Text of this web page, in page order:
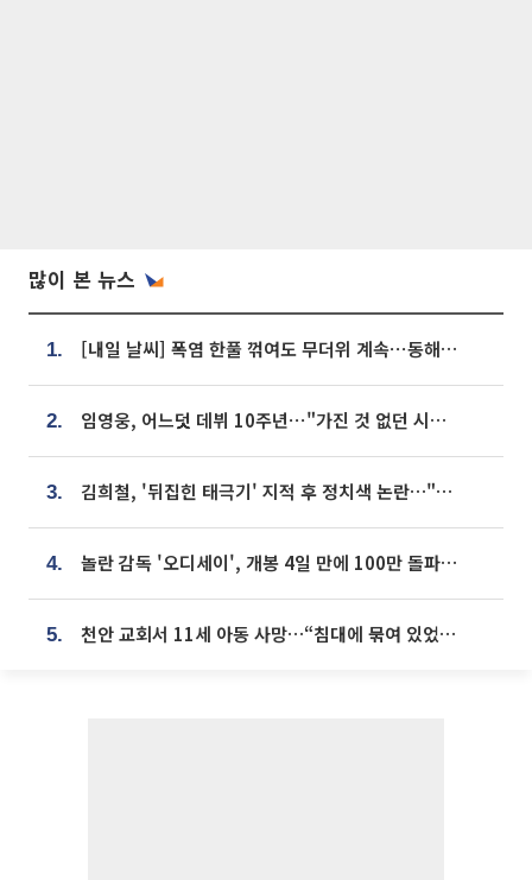
많이 본 뉴스
1. [내일 날씨] 폭염 한풀 꺾여도 무더위 계속⋯동해안 이틀 연속 비
2. 임영웅, 어느덧 데뷔 10주년⋯"가진 것 없던 시절, 내 앞엔 20명의 팬뿐"
3. 김희철, '뒤집힌 태극기' 지적 후 정치색 논란…"좌우 떠나 우리나라 국기"
4. 놀란 감독 '오디세이', 개봉 4일 만에 100만 돌파⋯'왕사남' 보다 빠르다
5. 천안 교회서 11세 아동 사망…“침대에 묶여 있었다” 진술 확보